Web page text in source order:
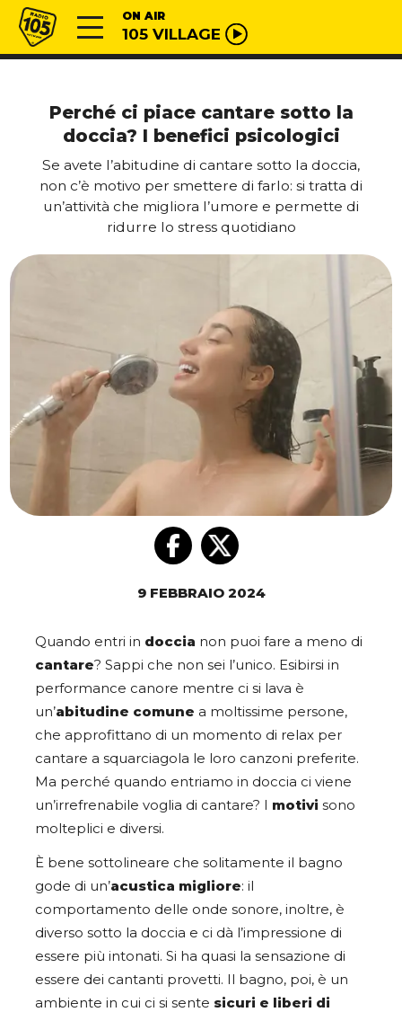
Vai al contenuto
Radio 105 ON AIR
105 VILLAGE
Perché ci piace cantare sotto la
doccia? I benefici psicologici
Se avete l’abitudine di cantare sotto la doccia,
non c’è motivo per smettere di farlo: si tratta di
un’attività che migliora l’umore e permette di
ridurre lo stress quotidiano
9 FEBBRAIO 2024
Quando entri in doccia non puoi fare a meno di
cantare? Sappi che non sei l’unico. Esibirsi in
performance canore mentre ci si lava è
un’abitudine comune a moltissime persone,
che approfittano di un momento di relax per
cantare a squarciagola le loro canzoni preferite.
Ma perché quando entriamo in doccia ci viene
un’irrefrenabile voglia di cantare? I motivi sono
molteplici e diversi.
È bene sottolineare che solitamente il bagno
gode di un’acustica migliore: il
comportamento delle onde sonore, inoltre, è
diverso sotto la doccia e ci dà l’impressione di
essere più intonati. Si ha quasi la sensazione di
essere dei cantanti provetti. Il bagno, poi, è un
ambiente in cui ci si sente sicuri e liberi di